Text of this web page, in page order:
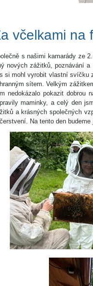
včelkami na
s našimi kamarády ze
nových zážitků, poznávání
si mohl vyrobit vlastní svíčku
sítem. Velkým
nedokázalo pokazit dobrou
maminky, a celý den
a krásných společných
Na tento den